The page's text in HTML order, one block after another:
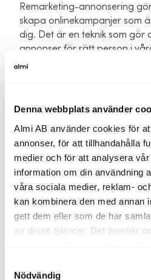
Denna webbplats använder
Almi AB använder cookies för
annonser, för att tillhandahålla
medier och för att analysera
information om din användning
våra sociala medier, reklam-
kan kombinera den med annan
gett dem eller som de har
av deras tjänster. Det innebär
Om du klickar på avvisa
Nödvändig
Remarketing-annonsering
skapa onlinekampanjer som
dig. Det är en teknik som gör
annonser för rätt person i
detta genom att analysera
data som är insamlade med
personlig information sparas.
Remarketing annonsering
Tredjepartsleverantörer, till
våra annonser på andra
Tredjepartsleverantörer, till
använder cookies för att
besökares tidigare besök på